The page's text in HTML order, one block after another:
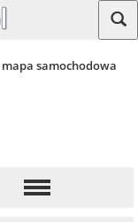
samochodowa